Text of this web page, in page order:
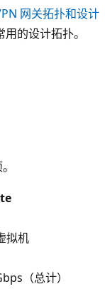
网关拓扑和设计
的设计拓扑。
拟机
（总计）